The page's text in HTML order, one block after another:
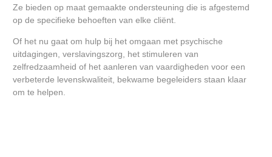
Ze bieden op maat gemaakte ondersteuning die is afgestemd
op de specifieke behoeften van elke cliënt.
Of het nu gaat om hulp bij het omgaan met psychische
uitdagingen, verslavingszorg, het stimuleren van
zelfredzaamheid of het aanleren van vaardigheden voor een
verbeterde levenskwaliteit, bekwame begeleiders staan klaar
om te helpen.